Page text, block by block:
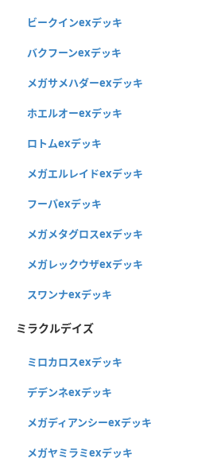
ビークインexデッキ
バクフーンexデッキ
メガサメハダーexデッキ
ホエルオーexデッキ
ロトムexデッキ
メガエルレイドexデッキ
フーパexデッキ
メガメタグロスexデッキ
メガレックウザexデッキ
スワンナexデッキ
ミラクルデイズ
ミロカロスexデッキ
デデンネexデッキ
メガディアンシーexデッキ
メガヤミラミexデッキ